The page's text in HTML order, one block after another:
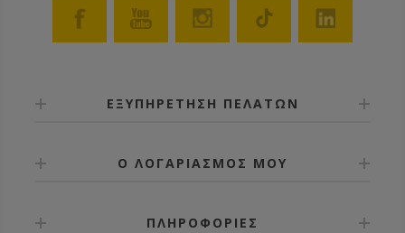
ΕΞΥΠΗΡΕΤΗΣΗ ΠΕΛΑΤΩΝ
Ο ΛΟΓΑΡΙΑΣΜΟΣ ΜΟΥ
ΠΛΗΡΟΦΟΡΙΕΣ